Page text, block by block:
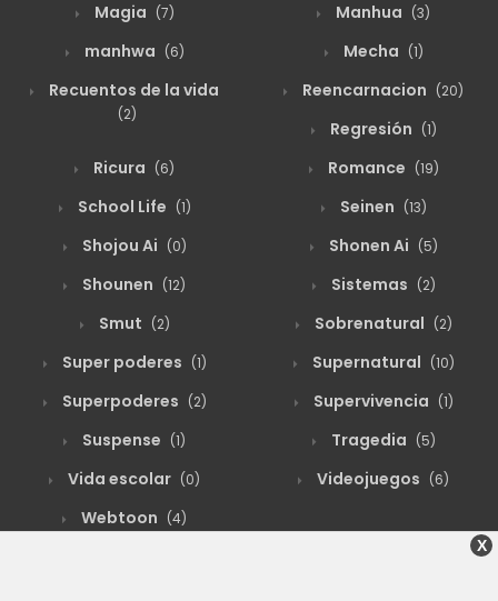
agosto 19, 2025
agosto 19, 2025
117 agosto 19, 2025 82
Magia (7) Manhua (3)
manhwa (6) Mecha (1)
Recuentos de la vida
(2)
Reencarnacion (20)
Regresión (1)
Ricura (6) Romance (19)
School Life (1) Seinen (13)
Shojou Ai (0) Shonen Ai (5)
Shounen (12) Sistemas (2)
Smut (2) Sobrenatural (2)
Super poderes (1) Supernatural (10)
Superpoderes (2) Supervivencia (1)
Suspense (1) Tragedia (5)
Vida escolar (0) Videojuegos (6)
Webtoon (4)
X